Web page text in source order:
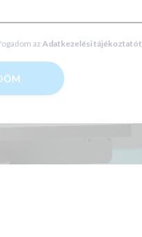
az Adatkezelési tájékoztatót